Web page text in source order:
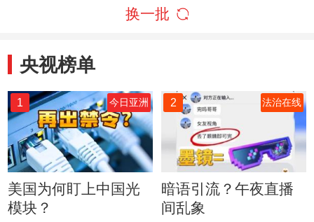
换一批
央视榜单
1 今日亚洲
美国为何盯上中国光
模块？
2 法治在线
暗语引流？午夜直播
间乱象